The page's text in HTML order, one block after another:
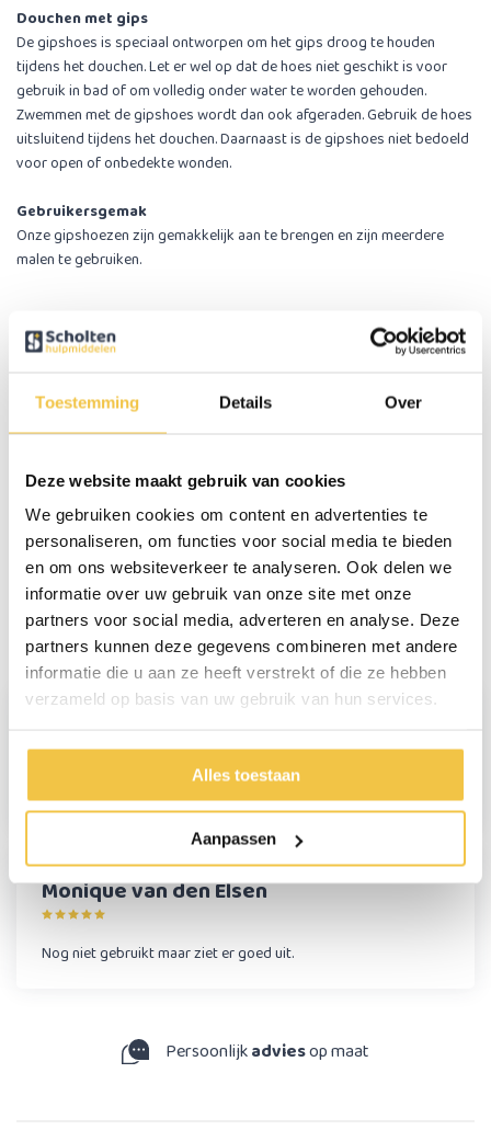
Toestemming Details Over
Deze website maakt gebruik van cookies
We gebruiken cookies om content en advertenties te
personaliseren, om functies voor social media te bieden
en om ons websiteverkeer te analyseren. Ook delen we
informatie over uw gebruik van onze site met onze
partners voor social media, adverteren en analyse. Deze
partners kunnen deze gegevens combineren met andere
informatie die u aan ze heeft verstrekt of die ze hebben
verzameld op basis van uw gebruik van hun services.
Alles toestaan
Aanpassen
Douchen met gips
De gipshoes is speciaal ontworpen om het gips droog te houden
tijdens het douchen. Let er wel op dat de hoes niet geschikt is voor
gebruik in bad of om volledig onder water te worden gehouden.
Zwemmen met de gipshoes wordt dan ook afgeraden. Gebruik de hoes
uitsluitend tijdens het douchen. Daarnaast is de gipshoes niet bedoeld
voor open of onbedekte wonden.
Gebruikersgemak
Onze gipshoezen zijn gemakkelijk aan te brengen en zijn meerdere
malen te gebruiken.
Specificaties
Diameter ring
Persoonlijk advies
Start chat
Reviews (2)
Monique van den Elsen
Nog niet gebruikt maar ziet er goed uit.
Persoonlijkadviesop maat